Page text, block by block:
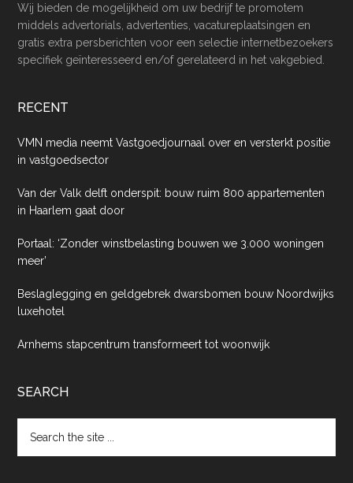
Wij bieden de mogelijkheid om uw bedrijf te promotem
middels advertorials, advertenties, vacatureplaatsingen en
gratis extra persberichten voor een selectie internetbezoekers
specifiek geïnteresseerd en/of gerelateerd in het vakgebied.
RECENT
VMN media neemt Vastgoedjournaal over en versterkt positie
in vastgoedsector
Van der Valk delft onderspit: bouw ruim 800 appartementen
in Haarlem gaat door
Portaal: ‘Zonder winstbelasting bouwen we 3.000 woningen
meer’
Beslaglegging en geldgebrek dwarsbomen bouw Noordwijks
luxehotel
Arnhems stapcentrum transformeert tot woonwijk
SEARCH
the